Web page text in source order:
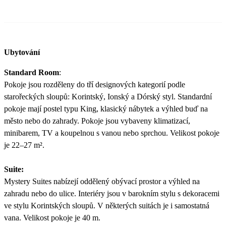
Ubytování
Standard Room:
Pokoje jsou rozděleny do tří designových kategorií podle
starořeckých sloupů: Korintský, Ionský a Dórský styl. Standardní
pokoje mají postel typu King, klasický nábytek a výhled buď na
město nebo do zahrady. Pokoje jsou vybaveny klimatizací,
minibarem, TV a koupelnou s vanou nebo sprchou. Velikost pokoje
je 22–27 m².
Suite:
Mystery Suites nabízejí oddělený obývací prostor a výhled na
zahradu nebo do ulice. Interiéry jsou v barokním stylu s dekoracemi
ve stylu Korintských sloupů. V některých suitách je i samostatná
vana. Velikost pokoje je 40 m.